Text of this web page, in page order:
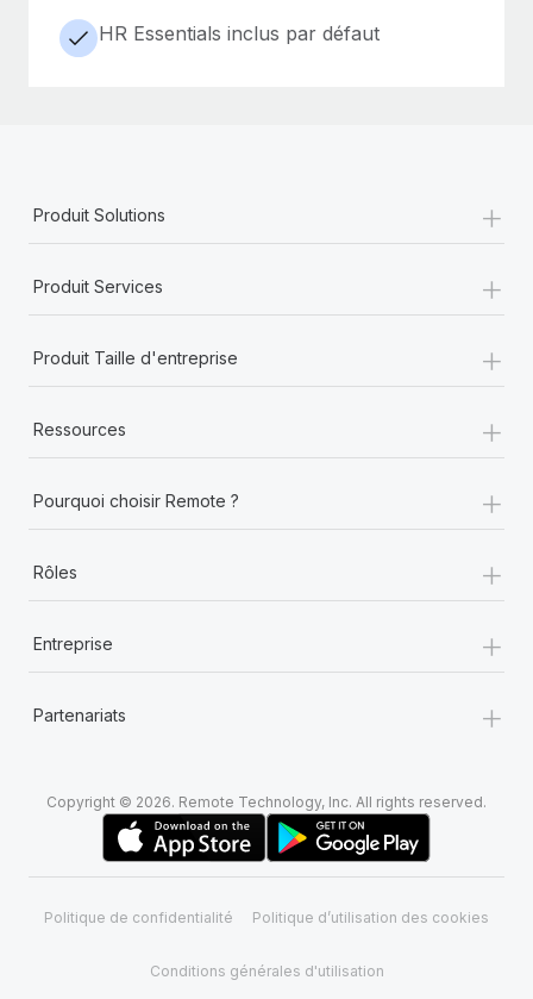
HR Essentials inclus par défaut
Produit Solutions +
Produit Services +
Produit Taille d'entreprise +
Ressources +
Pourquoi choisir Remote ? +
Rôles +
Entreprise +
Partenariats +
Copyright © 2026. Remote Technology, Inc. All rights reserved.
Politique de confidentialité Politique d’utilisation des cookies
Conditions générales d'utilisation